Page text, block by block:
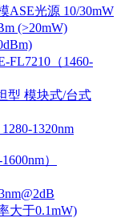
ASE光源 10/30mW
(>20mW)
FL7210（1460-
型 模块式/台式
1320nm
）
大于0.1mW)